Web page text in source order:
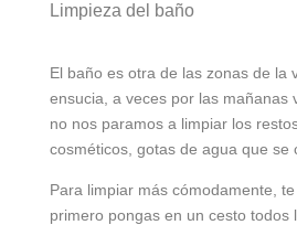
Limpieza del baño
El baño es otra de las zonas de la
ensucia, a veces por las mañanas
no nos paramos a limpiar los
cosméticos, gotas de agua que se
Para limpiar más cómodamente,
primero pongas en un cesto todos